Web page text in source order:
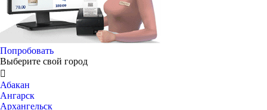
Попробовать
Выберите свой город

Абакан
Ангарск
Архангельск